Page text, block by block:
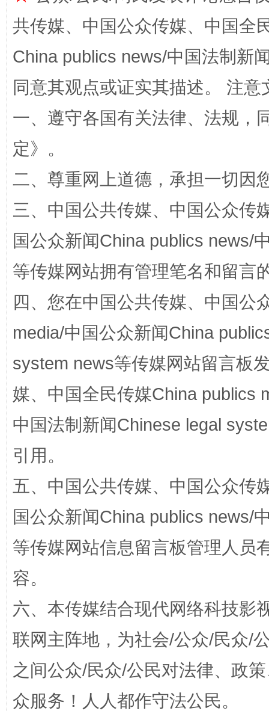
解纷+调解+退费，一次搞定
站台名比不上好声名
招工难、用工荒背后
共传媒、中国公众传媒、中国全
China publics news/中国法制新
同意其观点或证实其描述。 注
一、遵守各国有关法律、法规，
定》。
二、尊重网上道德，承担一切因
三、中国公共传媒、中国公众传
国公众新闻China publics news/
等传媒网站拥有管理笔名和留言
四、您在中国公共传媒、中国公
media/中国公众新闻China
system news等传媒网站留言板
媒、中国全民传媒China publics
中国法制新闻Chinese legal
引用。
五、中国公共传媒、中国公众传
国公众新闻China publics news/
等传媒网站信息留言板管理人员
容。
六、本传媒结合现代网络科技影
联网主阵地，为社会/公众/民众/
之间公众/民众/公民对法律、政
众服务！人人都作守法公民。